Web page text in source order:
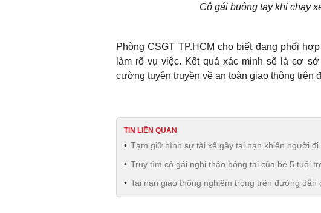
Cô gái buông tay khi chạy
Phòng CSGT TP.HCM cho biết đang phối
làm rõ vụ việc. Kết quả xác minh sẽ là cơ
cường tuyên truyền về an toàn giao thông trên
TIN LIÊN QUAN
Tạm giữ hình sự tài xế gây tai nạn khiến người
Truy tìm cô gái nghi tháo bông tai của bé 5 tuổi
Tai nạn giao thông nghiêm trọng trên đường dẫn